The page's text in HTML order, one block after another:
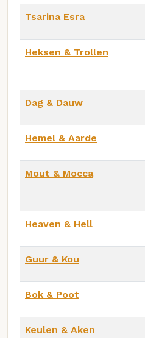
Tsarina Esra
Heksen & Trollen
Dag & Dauw
Hemel & Aarde
Mout & Mocca
Heaven & Hell
Guur & Kou
Bok & Poot
Keulen & Aken